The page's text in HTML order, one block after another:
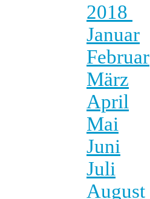
2018
Januar
Februar
März
April
Mai
Juni
Juli
August